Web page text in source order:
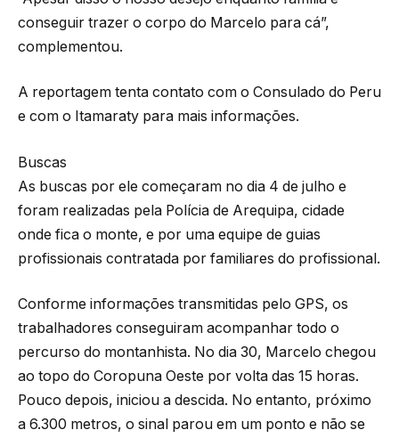
conseguir trazer o corpo do Marcelo para cá”,
complementou.
A reportagem tenta contato com o Consulado do Peru
e com o Itamaraty para mais informações.
Buscas
As buscas por ele começaram no dia 4 de julho e
foram realizadas pela Polícia de Arequipa, cidade
onde fica o monte, e por uma equipe de guias
profissionais contratada por familiares do profissional.
Conforme informações transmitidas pelo GPS, os
trabalhadores conseguiram acompanhar todo o
percurso do montanhista. No dia 30, Marcelo chegou
ao topo do Coropuna Oeste por volta das 15 horas.
Pouco depois, iniciou a descida. No entanto, próximo
a 6.300 metros, o sinal parou em um ponto e não se